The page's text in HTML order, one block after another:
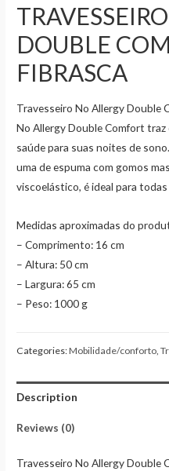
DOUBLE
FIBRASCA
Travesseiro No Allergy Double
No Allergy Double Comfort
saúde para suas noites de
uma de espuma com gomos
viscoelástico, é ideal para
Medidas aproximadas do
– Comprimento: 16 cm
– Altura: 50 cm
– Largura: 65 cm
– Peso: 1000 g
Categories:Mobilidade/conforto ,
Description
Reviews (0)
Travesseiro No Allergy Double